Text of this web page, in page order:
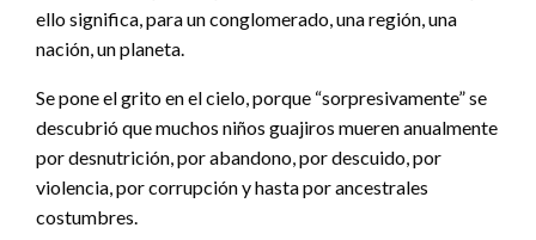
ello significa, para un conglomerado, una región, una
nación, un planeta.
Se pone el grito en el cielo, porque “sorpresivamente” se
descubrió que muchos niños guajiros mueren anualmente
por desnutrición, por abandono, por descuido, por
violencia, por corrupción y hasta por ancestrales
costumbres.